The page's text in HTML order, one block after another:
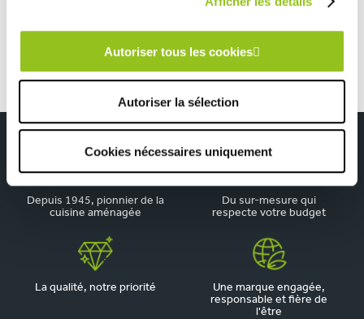
Autoriser tous les cookies
Autoriser la sélection
Cookies nécessaires uniquement
Depuis 1945, pionnier de la
cuisine aménagée
Du sur-mesure qui
respecte votre budget
La qualité, notre priorité
Une marque engagée,
responsable et fière de
l'être